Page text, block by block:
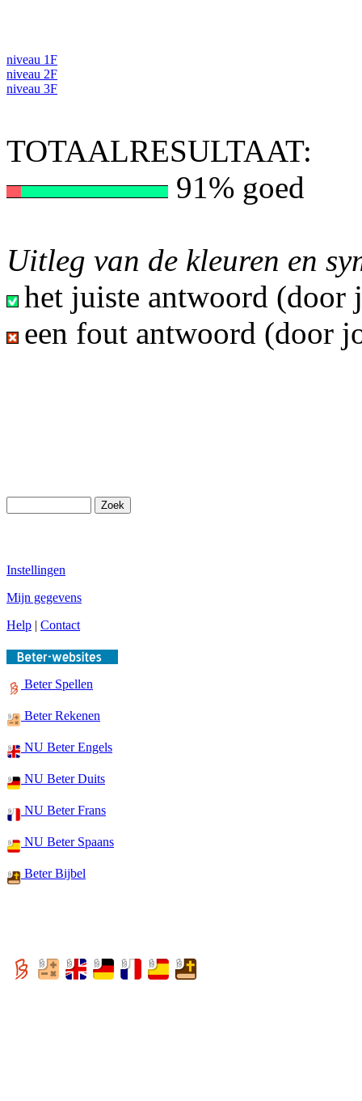
niveau 1F
niveau 2F
niveau 3F
TOTAALRESULTAAT:
91% goed
Uitleg van de kleuren en
het juiste antwoord (door
een fout antwoord (door
Instellingen
Mijn gegevens
Help | Contact
Beter Spellen
Beter Rekenen
NU Beter Engels
NU Beter Duits
NU Beter Frans
NU Beter Spaans
Beter Bijbel